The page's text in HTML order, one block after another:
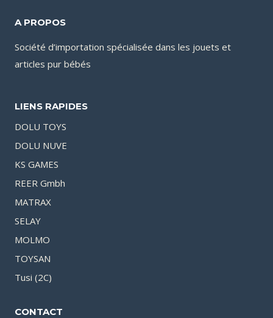
A PROPOS
Société d’importation spécialisée dans les jouets et
articles pur bébés
LIENS RAPIDES
DOLU TOYS
DOLU NUVE
KS GAMES
REER Gmbh
MATRAX
SELAY
MOLMO
TOYSAN
Tusi (2C)
CONTACT